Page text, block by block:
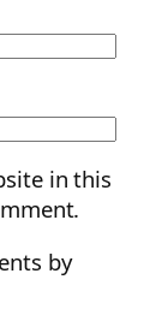
in this
by